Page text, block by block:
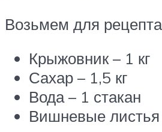
Возьмем для
Крыжовник – 1 кг
Сахар – 1,5 кг
Вода – 1 стакан
Вишневые листья